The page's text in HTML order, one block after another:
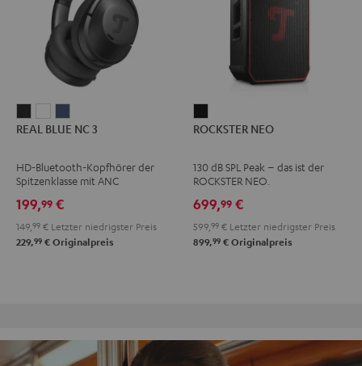
BLUE
3
Night
Black
BLUE
3
Pearl
White
BLUE
3
Steel
REAL BLUE NC 3
HD-Bluetooth-Kopfhörer der
Spitzenklasse mit ANC
199,99 €
149, 99 € Letzter niedrigster Preis
229,99 € Originalpreis
NEO
ROCKSTER NEO
130 dB SPL Peak – das ist der
ROCKSTER NEO.
699,99 €
599, 99 € Letzter niedrigster Preis
899,99 € Originalpreis